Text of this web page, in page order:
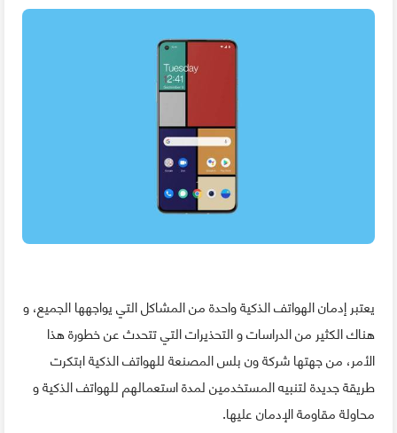
يعتبر إدمان الهواتف الذكية واحدة من المشاكل التي يواجهها الجميع، و
هناك الكثير من الدراسات و التحذيرات التي تتحدث عن خطورة هذا
الأمر، من جهتها شركة ون بلس المصنعة للهواتف الذكية ابتكرت
طريقة جديدة لتنبيه المستخدمين لمدة استعمالهم للهواتف الذكية و
محاولة مقاومة الإدمان عليها.